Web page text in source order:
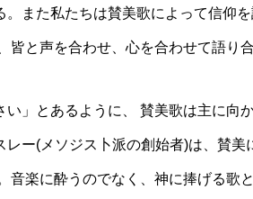
また私たちは賛美歌によって信仰
皆と声を合わせ、心を合わせて語り合
い」とあるように、 賛美歌は主に向
ー(メソジス卜派の創始者)は、賛
音楽に酔うのでなく、神に捧げる歌